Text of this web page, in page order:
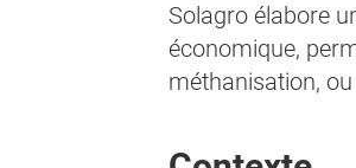
Solagro élabore
économique,
méthanisation,